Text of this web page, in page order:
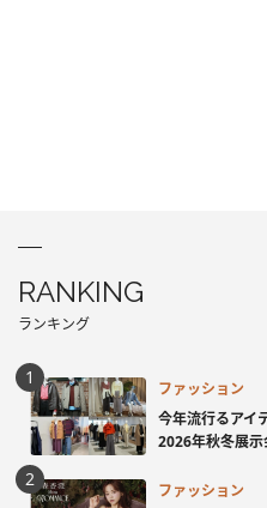
RANKING
ランキング
ファッション
今年流行るアイ
2026年秋冬展示
ファッション